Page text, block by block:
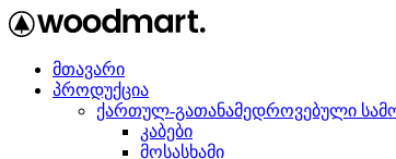
მთავარი
პროდუქცია
ქართულ-გათანამედროვებული
კაბები
მოსასხამი